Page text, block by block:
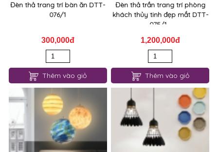
Đèn thả trang trí bàn ăn DTT-
076/1
300,000đ
Thêm vào giỏ
Đèn thả trần trang trí phòng
khách thủy tinh đẹp mắt DTT-
075/1...
1,200,000đ
Thêm vào giỏ